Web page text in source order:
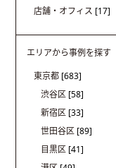
店舗・オフィス [17]
エリアから事例を探す
東京都 [683]
渋谷区 [58]
新宿区 [33]
世田谷区 [89]
目黒区 [41]